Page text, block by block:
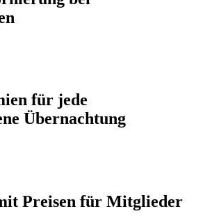
für jede
Übernachtung
Preisen für Mitglieder